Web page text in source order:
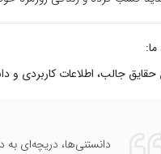
حقایق جالب، اطلاعات کاربردی و
دانستنی‌ها، دریچه‌ای